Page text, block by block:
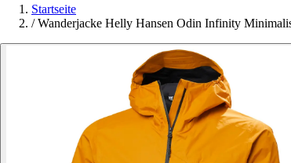
Startseite
/ Wanderjacke Helly Hansen Odin Infinity